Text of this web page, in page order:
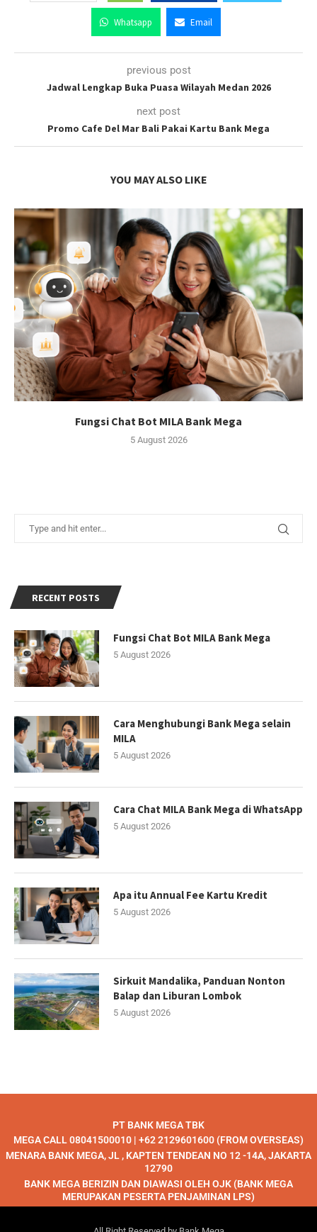
Whatsapp Email
previous post
Jadwal Lengkap Buka Puasa Wilayah Medan 2026
next post
Promo Cafe Del Mar Bali Pakai Kartu Bank Mega
YOU MAY ALSO LIKE
Fungsi Chat Bot MILA Bank Mega
5 August 2026
RECENT POSTS
Fungsi Chat Bot MILA Bank Mega
5 August 2026
Cara Menghubungi Bank Mega selain
MILA
5 August 2026
Cara Chat MILA Bank Mega di WhatsApp
5 August 2026
Apa itu Annual Fee Kartu Kredit
5 August 2026
Sirkuit Mandalika, Panduan Nonton
Balap dan Liburan Lombok
5 August 2026
PT BANK MEGA TBK
MEGA CALL 08041500010 | +62 2129601600 (FROM OVERSEAS)
MENARA BANK MEGA, JL , KAPTEN TENDEAN NO 12 -14A, JAKARTA
12790
BANK MEGA BERIZIN DAN DIAWASI OLEH OJK (BANK MEGA
MERUPAKAN PESERTA PENJAMINAN LPS)